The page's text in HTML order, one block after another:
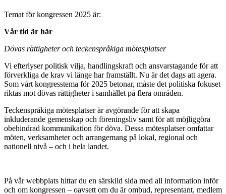
Temat för kongressen 2025 är:
Vår tid är här
Dövas rättigheter och teckenspråkiga mötesplatser
Vi efterlyser politisk vilja, handlingskraft och ansvarstagande för att
förverkliga de krav vi länge har framställt. Nu är det dags att agera.
Som vårt kongresstema för 2025 betonar, måste det politiska fokuset
riktas mot dövas rättigheter i samhället på flera områden.
Teckenspråkiga mötesplatser är avgörande för att skapa
inkluderande gemenskap och föreningsliv samt för att möjliggöra
obehindrad kommunikation för döva. Dessa mötesplatser omfattar
möten, verksamheter och arrangemang på lokal, regional och
nationell nivå – och i hela landet.
På vår webbplats hittar du en särskild sida med all information inför
och om kongressen – oavsett om du är ombud, representant, medlem